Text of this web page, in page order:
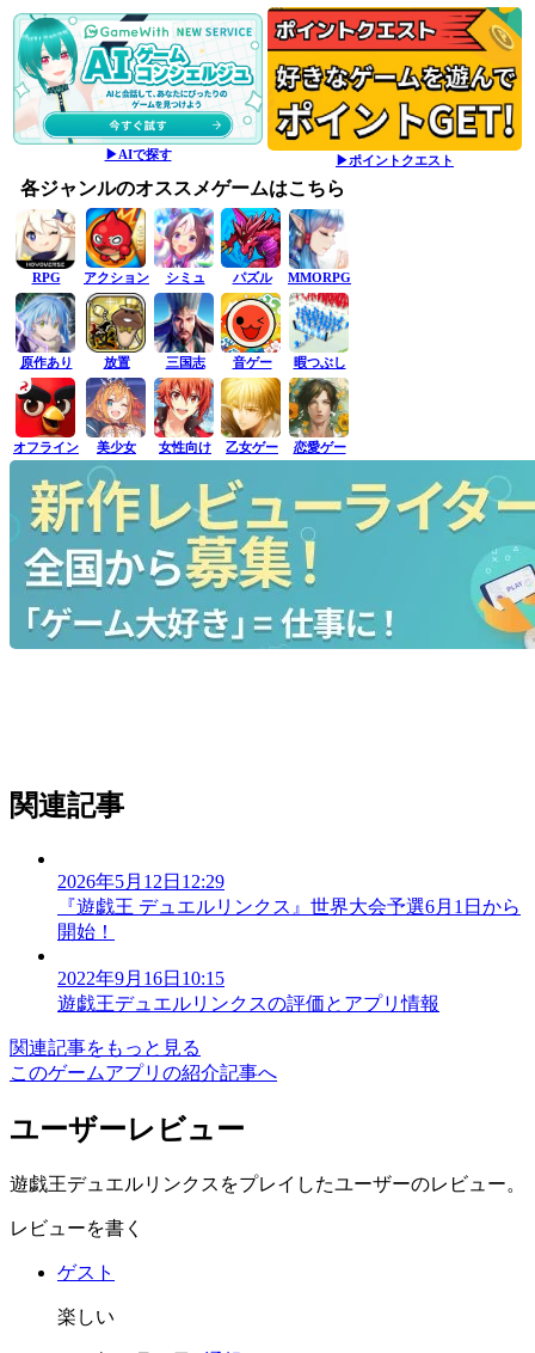
▶AIで探す ▶ポイントクエスト
各ジャンルのオススメゲームはこちら
RPG アクション シミュ パズル MMORPG
原作あり 放置 三国志 音ゲー 暇つぶし
オフライン 美少女 女性向け 乙女ゲー 恋愛ゲー
関連記事
2026年5月12日12:29
『遊戯王 デュエルリンクス』世界大会予選6月1日から
開始！
2022年9月16日10:15
遊戯王デュエルリンクスの評価とアプリ情報
関連記事をもっと見る
このゲームアプリの紹介記事へ
ユーザーレビュー
遊戯王デュエルリンクスをプレイしたユーザーのレビュー。
レビューを書く
ゲスト
楽しい